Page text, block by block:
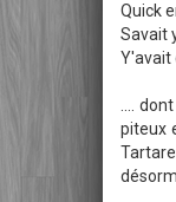
Quick
Savait
Y'avait
....
piteux